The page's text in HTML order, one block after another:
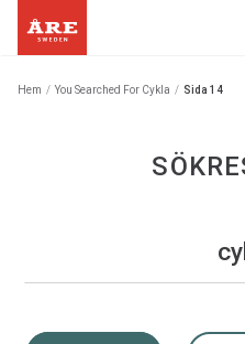
Hem / You Searched For Cykla / Sida 14